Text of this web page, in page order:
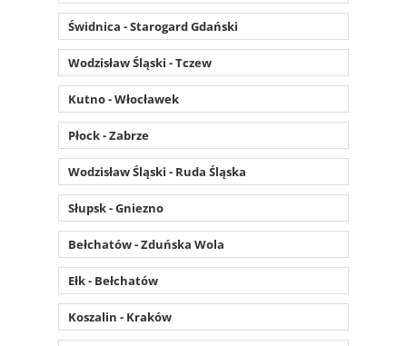
Świdnica - Starogard Gdański
Wodzisław Śląski - Tczew
Kutno - Włocławek
Płock - Zabrze
Wodzisław Śląski - Ruda Śląska
Słupsk - Gniezno
Bełchatów - Zduńska Wola
Ełk - Bełchatów
Koszalin - Kraków